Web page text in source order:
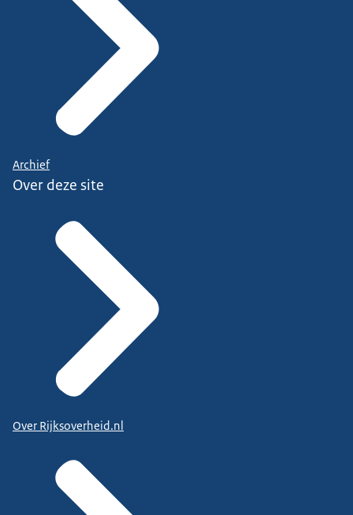
Archief
Over deze site
Over Rijksoverheid.nl